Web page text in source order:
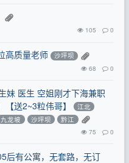
105 0
高质量老师 沙坪坝
68 0
妹 医生 空姐刚才下海兼职
送2~3粒伟哥】
江北
九龙坡 沙坪坝 黔江
75 0
后有公寓，无套路，无订